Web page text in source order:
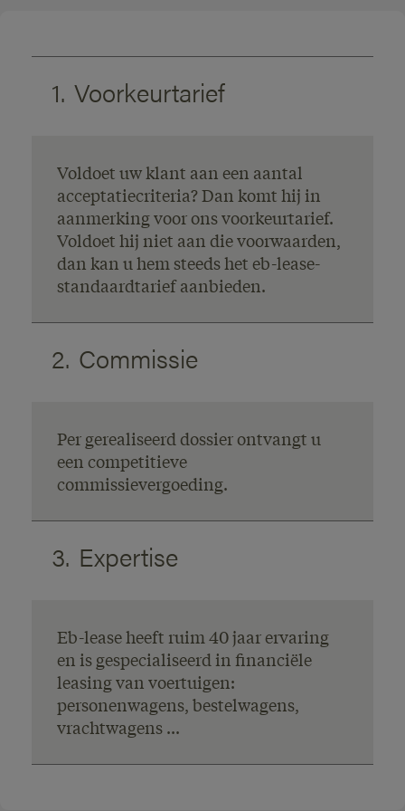
1. Voorkeurtarief
Voldoet uw klant aan een aantal
acceptatiecriteria? Dan komt hij in
aanmerking voor ons voorkeurtarief.
Voldoet hij niet aan die voorwaarden,
dan kan u hem steeds het eb-lease-
standaardtarief aanbieden.
2. Commissie
Per gerealiseerd dossier ontvangt u
een competitieve
commissievergoeding.
3. Expertise
Eb-lease heeft ruim 40 jaar ervaring
en is gespecialiseerd in financiële
leasing van voertuigen:
personenwagens, bestelwagens,
vrachtwagens ...